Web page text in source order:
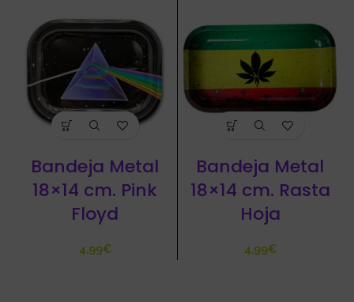
Bandeja Metal
18×14 cm. Pink
Floyd
€
Bandeja Metal
18×14 cm. Rasta
Hoja
€